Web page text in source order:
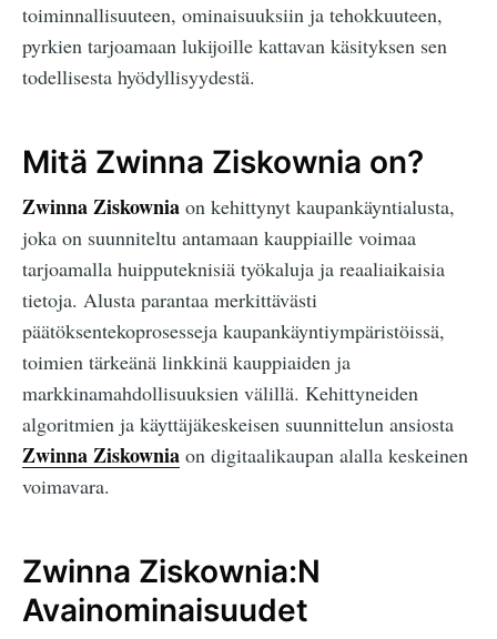
toiminnallisuuteen, ominaisuuksiin ja tehokkuuteen,
pyrkien tarjoamaan lukijoille kattavan käsityksen sen
todellisesta hyödyllisyydestä.
Mitä Zwinna Ziskownia on?
Zwinna Ziskownia on kehittynyt kaupankäyntialusta,
joka on suunniteltu antamaan kauppiaille voimaa
tarjoamalla huipputeknisiä työkaluja ja reaaliaikaisia
tietoja. Alusta parantaa merkittävästi
päätöksentekoprosesseja kaupankäyntiympäristöissä,
toimien tärkeänä linkkinä kauppiaiden ja
markkinamahdollisuuksien välillä. Kehittyneiden
algoritmien ja käyttäjäkeskeisen suunnittelun ansiosta
Zwinna Ziskownia on digitaalikaupan alalla keskeinen
voimavara.
Zwinna Ziskownia:N
Avainominaisuudet